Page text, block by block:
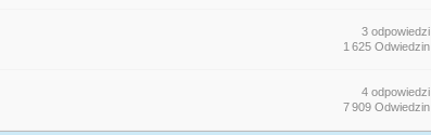
3 odpowiedzi
1 625 Odwiedzin
4 odpowiedzi
7 909 Odwiedzin